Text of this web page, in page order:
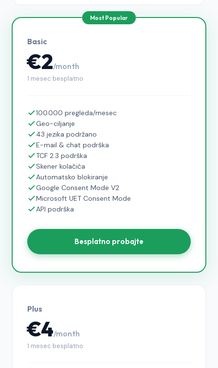
Basic
€2/month
1 mesec besplatno
100.000 pregleda/mesec
Geo-ciljanje
43 jezika podržano
E-mail & chat podrška
TCF 2.3 podrška
Skener kolačića
Automatsko blokiranje
Google Consent Mode V2
Microsoft UET Consent Mode
API podrška
Besplatno probajte
Plus
€4/month
1 mesec besplatno